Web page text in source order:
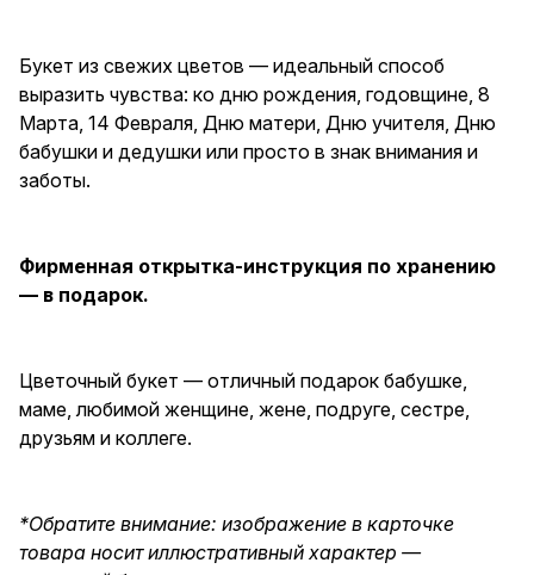
Букет из свежих цветов — идеальный способ
выразить чувства: ко дню рождения, годовщине, 8
Марта, 14 Февраля, Дню матери, Дню учителя, Дню
бабушки и дедушки или просто в знак внимания и
заботы.
Фирменная открытка-инструкция по хранению
— в подарок.
Цветочный букет — отличный подарок бабушке,
маме, любимой женщине, жене, подруге, сестре,
друзьям и коллеге.
*Обратите внимание: изображение в карточке
товара носит иллюстративный характер —